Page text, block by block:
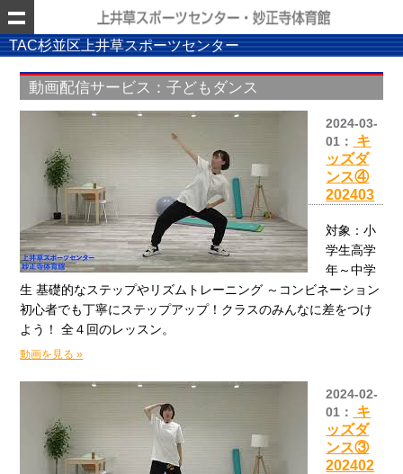
TAC杉並区上井草スポーツセンター
動画配信サービス：子どもダンス
2024-03-
01：
キ
ッズダ
ンス④
202403
対象：小
学生高学
年～中学
生 基礎的なステップやリズムトレーニング ～コンビネーション
初心者でも丁寧にステップアップ！クラスのみんなに差をつけ
よう！ 全４回のレッスン。
動画を見る »
2024-02-
01：
キ
ッズダ
ンス③
202402